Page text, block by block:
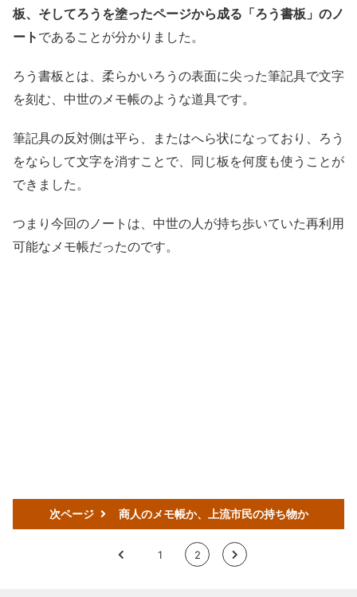
板、そしてろうを塗ったページから成る「ろう書板」のノ
ート であることが分かりました。
ろう書板とは、柔らかいろうの表面に尖った筆記具で文字
を刻む、中世のメモ帳のような道具です。
筆記具の反対側は平ら、またはへら状になっており、ろう
をならして文字を消すことで、同じ板を何度も使うことが
できました。
つまり今回のノートは、中世の人が持ち歩いていた再利用
可能なメモ帳だったのです。
次ページ 商人のメモ帳か、上流市民の持ち物か
< 1 2 >